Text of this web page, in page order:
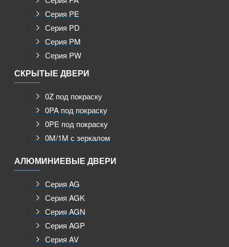
Серия PE
Серия PD
Серия PM
Серия PW
СКРЫТЫЕ ДВЕРИ
0Z под покраску
0PA под покраску
0PE под покраску
0M/1M с зеркалом
АЛЮМИНИЕВЫЕ ДВЕРИ
Серия AG
Серия AGK
Серия AGN
Серия AGP
Серия AV